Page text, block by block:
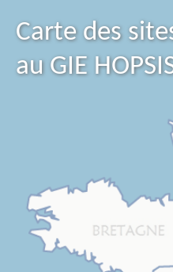
Carte des
au GIE